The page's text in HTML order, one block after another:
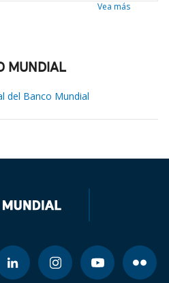
Vea más
MUNDIAL
del Banco Mundial